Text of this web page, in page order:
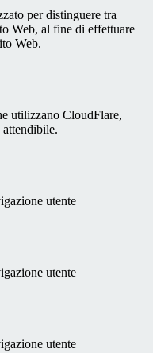
per distinguere tra
Web, al fine di effettuare
Web.
utilizzano CloudFlare,
utente
utente
utente